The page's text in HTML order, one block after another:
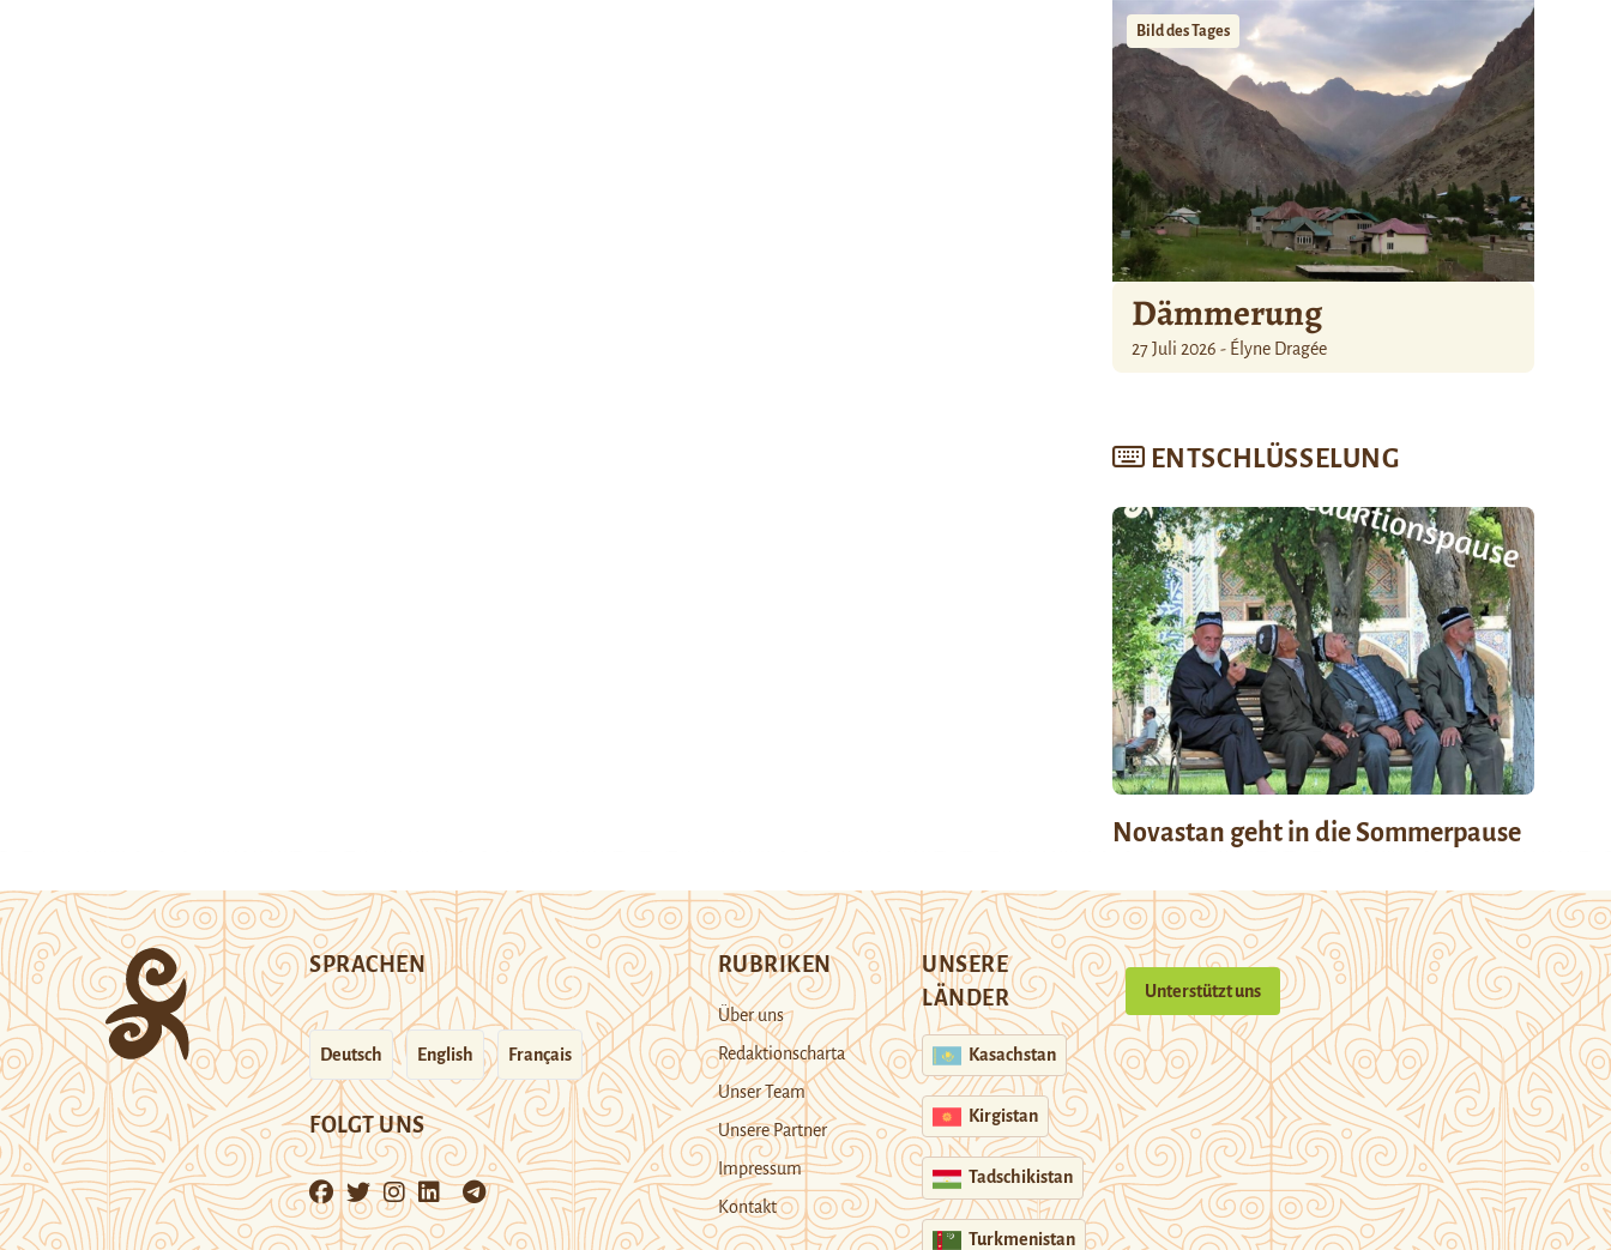
Bild des Tages
Dämmerung
27 Juli 2026 - Élyne Dragée
ENTSCHLÜSSELUNG
Novastan geht in die Sommerpause
SPRACHEN
Deutsch English Français
FOLGT UNS
RUBRIKEN
Über uns
Redaktionscharta
Unser Team
Unsere Partner
Impressum
Kontakt
UNSERE
LÄNDER
Kasachstan
Kirgistan
Tadschikistan
Turkmenistan
Unterstützt uns